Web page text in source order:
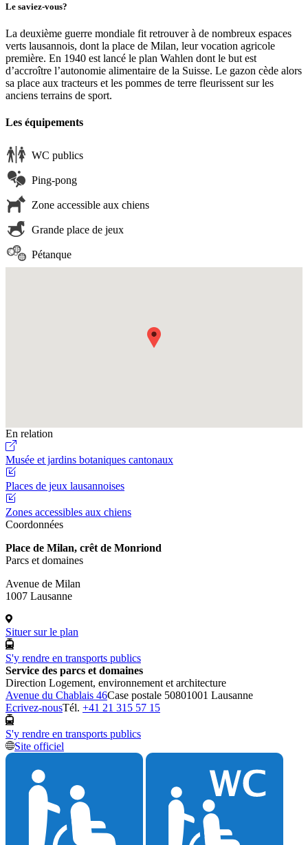
Le saviez-vous?
La deuxième guerre mondiale fit retrouver à de nombreux espaces
verts lausannois, dont la place de Milan, leur vocation agricole
première. En 1940 est lancé le plan Wahlen dont le but est
d’accroître l’autonomie alimentaire de la Suisse. Le gazon cède alors
sa place aux tracteurs et les pommes de terre fleurissent sur les
anciens terrains de sport.
Les équipements
WC publics
Ping-pong
Zone accessible aux chiens
Grande place de jeux
Pétanque
En relation
Musée et jardins botaniques cantonaux
Places de jeux lausannoises
Zones accessibles aux chiens
Coordonnées
Place de Milan, crêt de Monriond
Parcs et domaines
Avenue de Milan
1007 Lausanne
Situer sur le plan
S'y rendre en transports publics
Service des parcs et domaines
Direction Logement, environnement et architecture
Avenue du Chablais 46Case postale 50801001 Lausanne
Ecrivez-nousTél. +41 21 315 57 15
S'y rendre en transports publics
Site officiel